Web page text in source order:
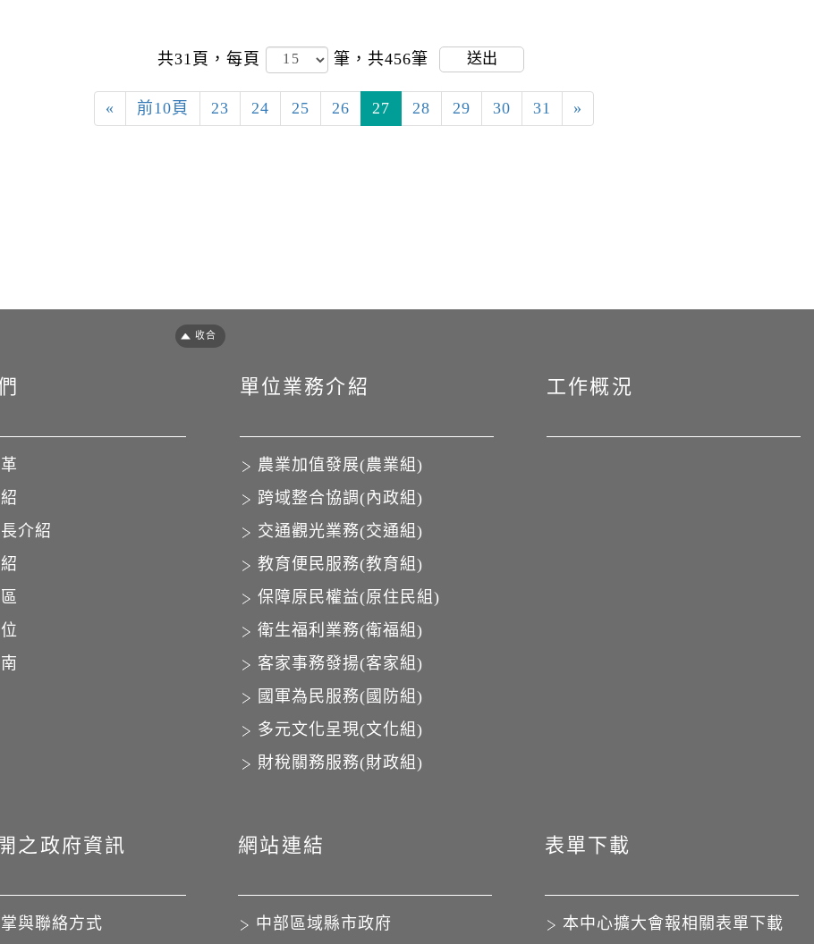
共31頁，每頁 筆，共456筆 送出
« 前10頁 23 24 25 26 27 28 29 30 31 »
介紹
單位業務介紹
農業加值發展(農業組)
跨域整合協調(內政組)
交通觀光業務(交通組)
教育便民服務(教育組)
保障原民權益(原住民組)
衛生福利業務(衛福組)
客家事務發揚(客家組)
國軍為民服務(國防組)
多元文化呈現(文化組)
財稅關務服務(財政組)
工作概況
之政府資訊
與聯絡方式
網站連結
中部區域縣市政府
表單下載
本中心擴大會報相關表單下載